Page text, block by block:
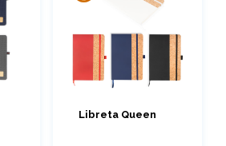
Libreta Queen